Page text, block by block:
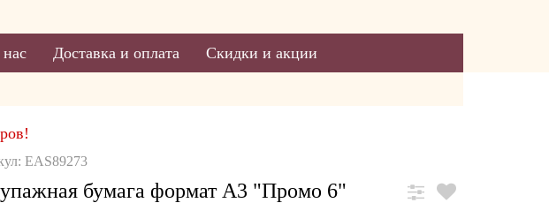
Доставка и оплата
Скидки и акции
EAS89273
бумага формат А3 "Промо 6"